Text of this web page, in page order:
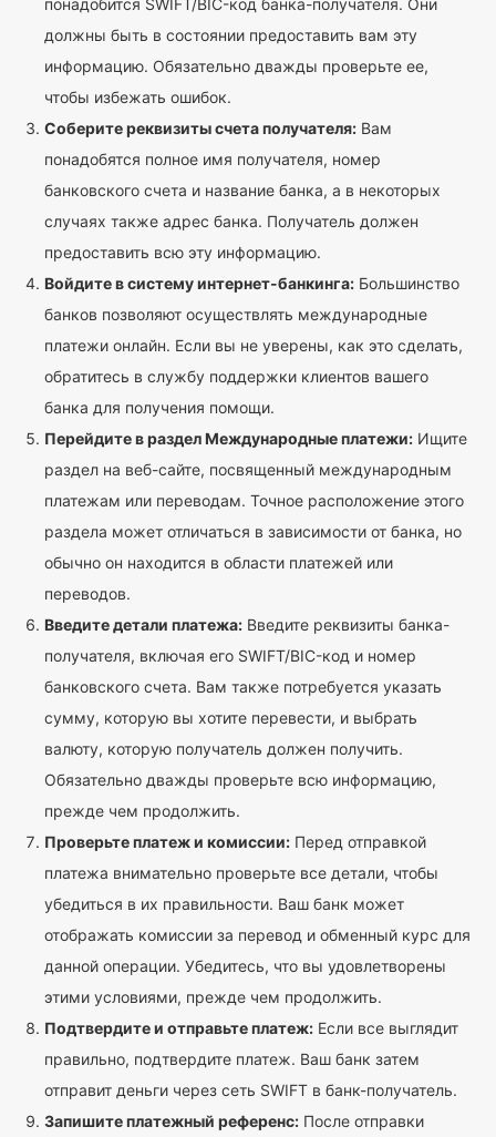
понадобится SWIFT/BIC-код банка-получателя. Они
должны быть в состоянии предоставить вам эту
информацию. Обязательно дважды проверьте ее,
чтобы избежать ошибок.
Соберите реквизиты счета получателя: Вам
понадобятся полное имя получателя, номер
банковского счета и название банка, а в некоторых
случаях также адрес банка. Получатель должен
предоставить всю эту информацию.
Войдите в систему интернет-банкинга: Большинство
банков позволяют осуществлять международные
платежи онлайн. Если вы не уверены, как это сделать,
обратитесь в службу поддержки клиентов вашего
банка для получения помощи.
Перейдите в раздел Международные платежи: Ищите
раздел на веб-сайте, посвященный международным
платежам или переводам. Точное расположение этого
раздела может отличаться в зависимости от банка, но
обычно он находится в области платежей или
переводов.
Введите детали платежа: Введите реквизиты банка-
получателя, включая его SWIFT/BIC-код и номер
банковского счета. Вам также потребуется указать
сумму, которую вы хотите перевести, и выбрать
валюту, которую получатель должен получить.
Обязательно дважды проверьте всю информацию,
прежде чем продолжить.
Проверьте платеж и комиссии: Перед отправкой
платежа внимательно проверьте все детали, чтобы
убедиться в их правильности. Ваш банк может
отображать комиссии за перевод и обменный курс для
данной операции. Убедитесь, что вы удовлетворены
этими условиями, прежде чем продолжить.
Подтвердите и отправьте платеж: Если все выглядит
правильно, подтвердите платеж. Ваш банк затем
отправит деньги через сеть SWIFT в банк-получатель.
Запишите платежный референс: После отправки